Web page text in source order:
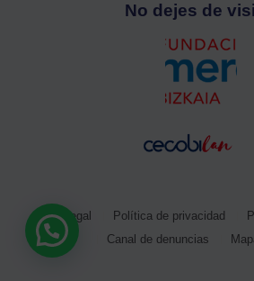
No dejes de
Aviso legal Política de privacidad
Canal de denuncias